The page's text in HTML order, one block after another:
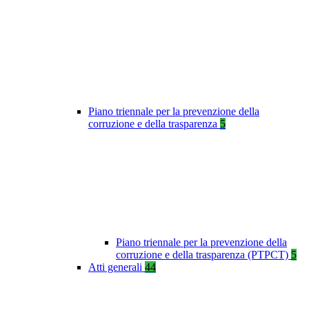
Piano triennale per la prevenzione della
corruzione e della trasparenza 5
Piano triennale per la prevenzione della
corruzione e della trasparenza (PTPCT) 5
Atti generali 44